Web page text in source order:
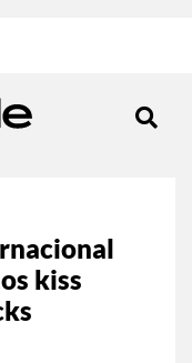
kiss